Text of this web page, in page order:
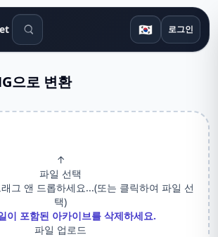
검색 도구 🇰🇷 로그인
으로 변환
↑
파일 선택
그 앤 드롭하세요...(또는 클릭하여 파일 선
택)
이 포함된 아카이브를 삭제하세요.
파일 업로드